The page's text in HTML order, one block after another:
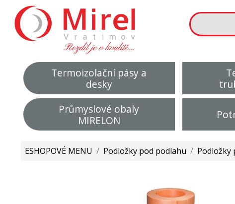
Termoizolační pásy a
desky
Průmyslové obaly
MIRELON
ESHOPOVÉ MENU / Podložky pod podlahu / Podložky